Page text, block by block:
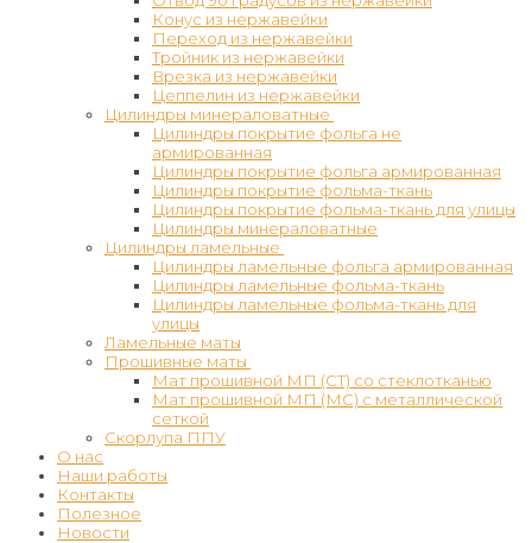
Конус из нержавейки
Переход из нержавейки
Тройник из нержавейки
Врезка из нержавейки
Цеппелин из нержавейки
Цилиндры минераловатные
Цилиндры покрытие фольга не
армированная
Цилиндры покрытие фольга армированная
Цилиндры покрытие фольма-ткань
Цилиндры покрытие фольма-ткань для улицы
Цилиндры минераловатные
Цилиндры ламельные
Цилиндры ламельные фольга армированная
Цилиндры ламельные фольма-ткань
Цилиндры ламельные фольма-ткань для
улицы
Ламельные маты
Прошивные маты
Мат прошивной МП (СТ) со стеклотканью
Мат прошивной МП (МС) с металлической
сеткой
Скорлупа ППУ
О нас
Наши работы
Контакты
Полезное
Новости